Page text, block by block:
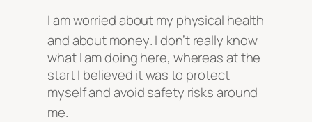
I am worried about my physical health
and about money. I don’t really know
what I am doing here, whereas at the
start I believed it was to protect
myself and avoid safety risks around
me.